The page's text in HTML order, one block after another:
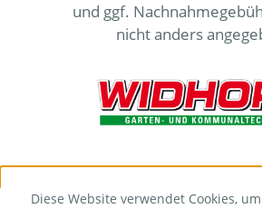
und ggf.
nicht anders
Diese Website verwendet Cookies,